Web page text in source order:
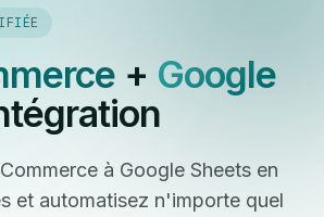
+ Google
à Google Sheets en
et automatisez n'importe quel